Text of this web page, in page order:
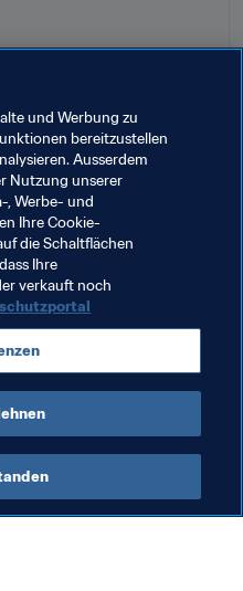
Puerto Rico
und Werbung zu
bereitzustellen
Ausserdem
Nutzung unserer
, Werbe- und
Ihre Cookie-
die Schaltflächen
Ihre
verkauft noch